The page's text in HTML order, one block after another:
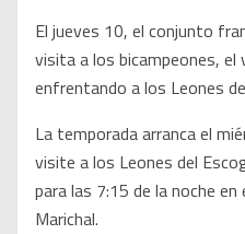
El jueves 10, el conjunto
visita a los bicampeones,
enfrentando a los Leones
La temporada arranca el
visite a los Leones del
para las 7:15 de la noche
Marichal.